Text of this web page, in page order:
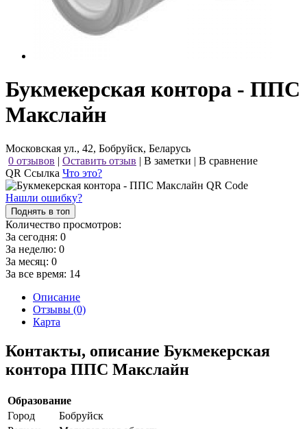
Букмекерская контора - ППС
Макслайн
Московская ул., 42, Бобруйск, Беларусь
0 отзывов | Оставить отзыв | В заметки | В сравнение
QR Ссылка Что это?
Нашли ошибку?
Поднять в топ
Количество просмотров:
За сегодня: 0
За неделю: 0
За месяц: 0
За все время: 14
Описание
Отзывы (0)
Карта
Контакты, описание Букмекерская
контора ППС Макслайн
Образование
Город
Бобруйск